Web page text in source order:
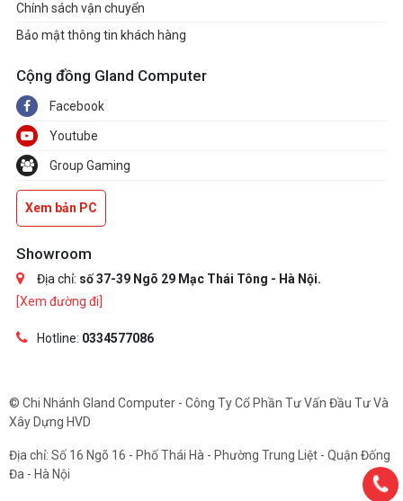
Chính sách vận chuyển
Bảo mật thông tin khách hàng
Cộng đồng Gland Computer
Facebook
Youtube
Group Gaming
Xem bản PC
Showroom
Địa chỉ: số 37-39 Ngõ 29 Mạc Thái Tông - Hà Nội.
[Xem đường đi]
Hotline: 0334577086
© Chi Nhánh Gland Computer - Công Ty Cổ Phần Tư Vấn Đầu Tư Và
Xây Dựng HVD
Địa chỉ: Số 16 Ngõ 16 - Phố Thái Hà - Phường Trung Liệt - Quận Đống
Đa - Hà Nội